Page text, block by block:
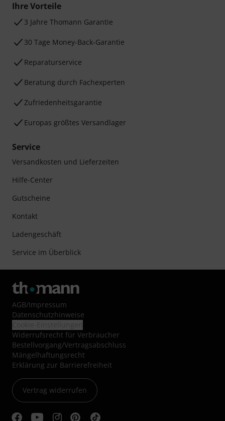
Ihre Vorteile
3 Jahre Thomann Garantie
30 Tage Money-Back-Garantie
Reparaturservice
Beratung durch Fachexperten
Zufriedenheitsgarantie
Europas größtes Versandlager
Service
Versandkosten und Lieferzeiten
Hilfe-Center
Gutscheine
Kontakt
Ladengeschäft
Service im Überblick
AGB/Impressum
Datenschutzhinweise
Widerrufsrecht für Verbraucher
Bestellvorgang/Vertragsabschluss
Mängelhaftungsrecht
Erklärung zur Barrierefreiheit
Vertrag widerrufen